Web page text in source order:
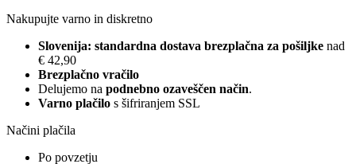
Nakupujte varno in diskretno
Slovenija: standardna dostava brezplačna za pošiljke nad
€ 42,90
Brezplačno vračilo
Delujemo na podnebno ozaveščen način.
Varno plačilo s šifriranjem SSL
Načini plačila
Po povzetju